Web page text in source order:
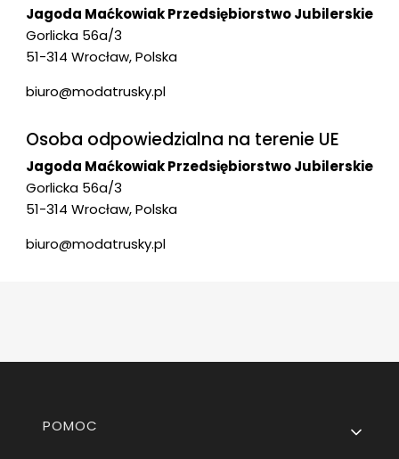
Jagoda Maćkowiak Przedsiębiorstwo Jubilerskie
Gorlicka 56a/3
51-314 Wrocław, Polska
biuro@modatrusky.pl
Osoba odpowiedzialna na terenie UE
Jagoda Maćkowiak Przedsiębiorstwo Jubilerskie
Gorlicka 56a/3
51-314 Wrocław, Polska
biuro@modatrusky.pl
Linki w stopce
POMOC